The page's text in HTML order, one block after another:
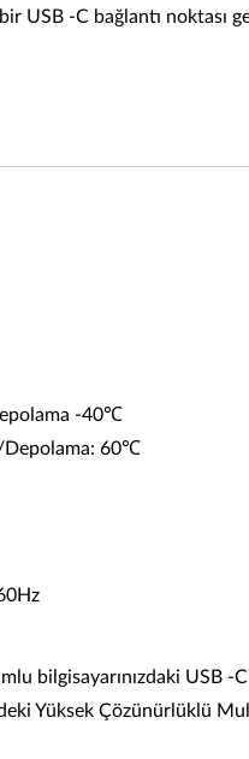
USB -C bağlantı noktası
-40℃
Depolama: 60℃
bilgisayarınızdaki USB -
Yüksek Çözünürlüklü